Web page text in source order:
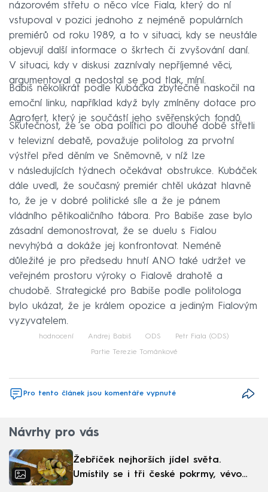
názorovém střetu o něco více Fiala, který do ní
vstupoval v pozici jednoho z nejméně populárních
premiérů od roku 1989, a to v situaci, kdy se neustále
objevují další informace o škrtech či zvyšování daní.
V situaci, kdy v diskusi zaznívaly nepříjemné věci,
argumentoval a nedostal se pod tlak, míní.
Babiš několikrát podle Kubáčka zbytečně naskočil na
emoční linku, například když byly zmíněny dotace pro
Agrofert, který je součástí jeho svěřenských fondů.
Skutečnost, že se oba politici po dlouhé době střetli
v televizní debatě, považuje politolog za prvotní
výstřel před děním ve Sněmovně, v níž lze
v následujících týdnech očekávat obstrukce. Kubáček
dále uvedl, že současný premiér chtěl ukázat hlavně
to, že je v dobré politické síle a že je pánem
vládního pětikoaličního tábora. Pro Babiše zase bylo
zásadní demonostrovat, že se duelu s Fialou
nevyhýbá a dokáže jej konfrontovat. Neméně
důležité je pro předsedu hnutí ANO také udržet ve
veřejném prostoru výroky o Fialově drahotě a
chudobě. Strategické pro Babiše podle politologa
bylo ukázat, že je králem opozice a jediným Fialovým
vyzyvatelem.
hodnocení Andrej Babiš ODS Petr Fiala (ODS)
Partie Terezie Tománkové
Pro tento článek jsou komentáře vypnuté
Návrhy pro vás
Žebříček nejhorších jídel světa.
Umístily se i tři české pokrmy, vévodí